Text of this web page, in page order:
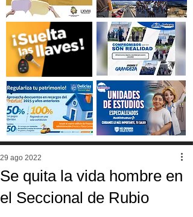
Se quita la vida hombre en
el Seccional de Rubio
29 ago 2022